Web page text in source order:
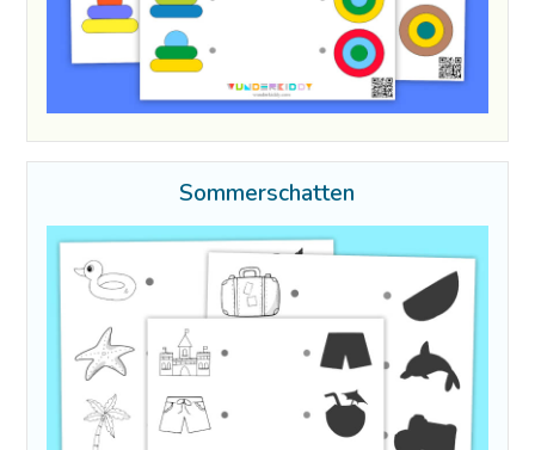
Sommerschatten